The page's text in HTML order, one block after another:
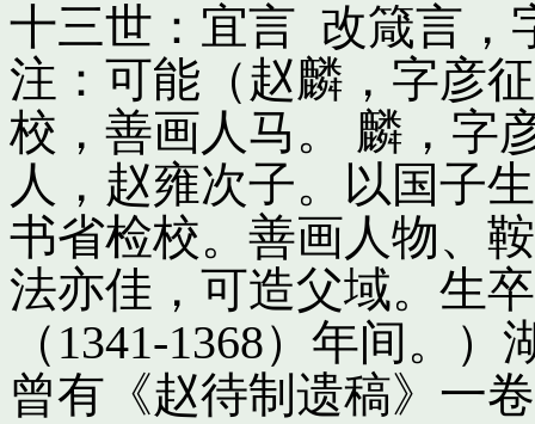
十三世：宜言 改箴言，
注：可能（赵麟，字彦
校，善画人马。 麟，字
人，赵雍次子。以国子
书省检校。善画人物、
法亦佳，可造父域。生
（1341-1368）年间。
曾有《赵待制遗稿》一